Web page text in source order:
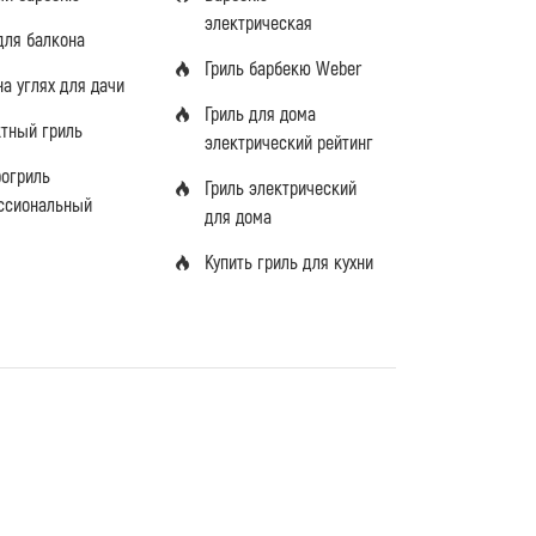
балкона
углях для дачи
гриль
электрическая
Гриль барбекю Weber
Гриль для дома
электрический рейтинг
Гриль электрический
для дома
Купить гриль для кухни